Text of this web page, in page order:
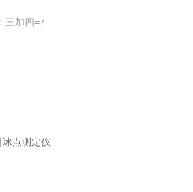
三加四=7
冰点测定仪